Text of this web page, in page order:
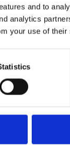
and to
analytics
your use of